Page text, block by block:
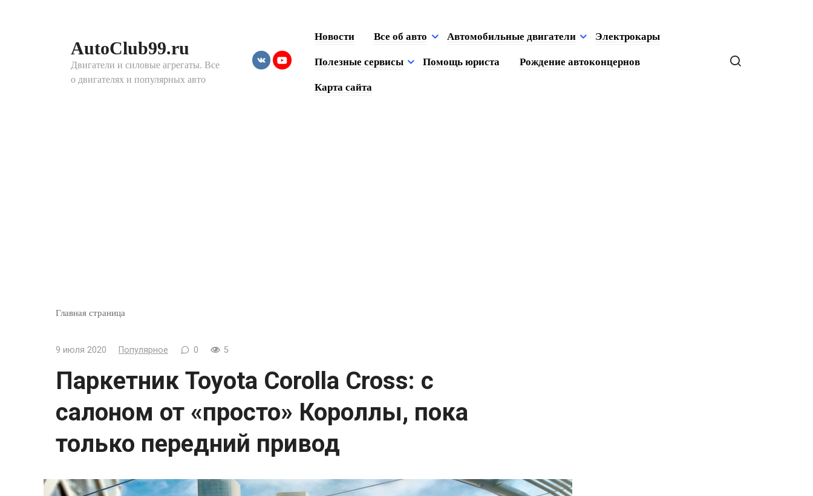
AutoClub99.ru
Двигатели и силовые агрегаты. Все
о двигателях и популярных авто
Новости Все об авто Автомобильные двигатели Электрокары
Полезные сервисы Помощь юриста Рождение автоконцернов
Карта сайта
Главная страница
9 июля 2020 Популярное 0 5
Паркетник Toyota Corolla Cross: с
салоном от «просто» Короллы, пока
только передний привод